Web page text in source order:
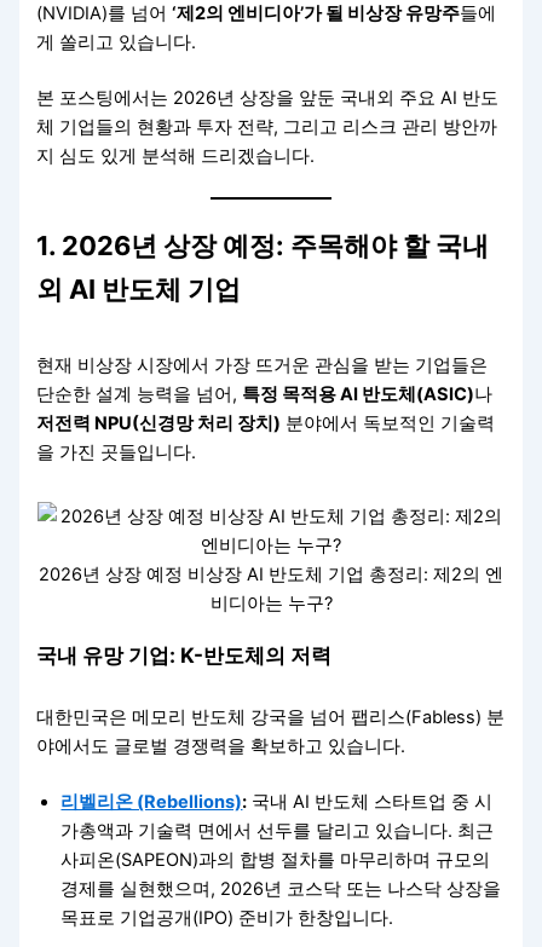
(NVIDIA)를 넘어‘제2의 엔비디아’가 될 비상장 유망주들에
게 쏠리고 있습니다.
본 포스팅에서는 2026년 상장을 앞둔 국내외 주요 AI 반도
체 기업들의 현황과 투자 전략, 그리고 리스크 관리 방안까
지 심도 있게 분석해 드리겠습니다.
1. 2026년 상장 예정: 주목해야 할 국내
외 AI 반도체 기업
현재 비상장 시장에서 가장 뜨거운 관심을 받는 기업들은
단순한 설계 능력을 넘어, 특정 목적용 AI 반도체(ASIC)나
저전력 NPU(신경망 처리 장치) 분야에서 독보적인 기술력
을 가진 곳들입니다.
2026년 상장 예정 비상장 AI 반도체 기업 총정리: 제2의 엔
비디아는 누구?
국내 유망 기업: K-반도체의 저력
대한민국은 메모리 반도체 강국을 넘어 팹리스(Fabless) 분
야에서도 글로벌 경쟁력을 확보하고 있습니다.
리벨리온 (Rebellions): 국내 AI 반도체 스타트업 중 시
가총액과 기술력 면에서 선두를 달리고 있습니다. 최근
사피온(SAPEON)과의 합병 절차를 마무리하며 규모의
경제를 실현했으며, 2026년 코스닥 또는 나스닥 상장을
목표로 기업공개(IPO) 준비가 한창입니다.